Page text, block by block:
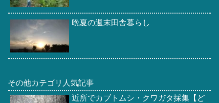
晩夏の週末田舎暮らし
その他カテゴリ人気記事
近所でカブトムシ・クワガタ採集【ど